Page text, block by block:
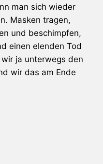
man sich wieder
Masken tragen,
und beschimpfen,
einen elenden Tod
ja unterwegs den
wir das am Ende